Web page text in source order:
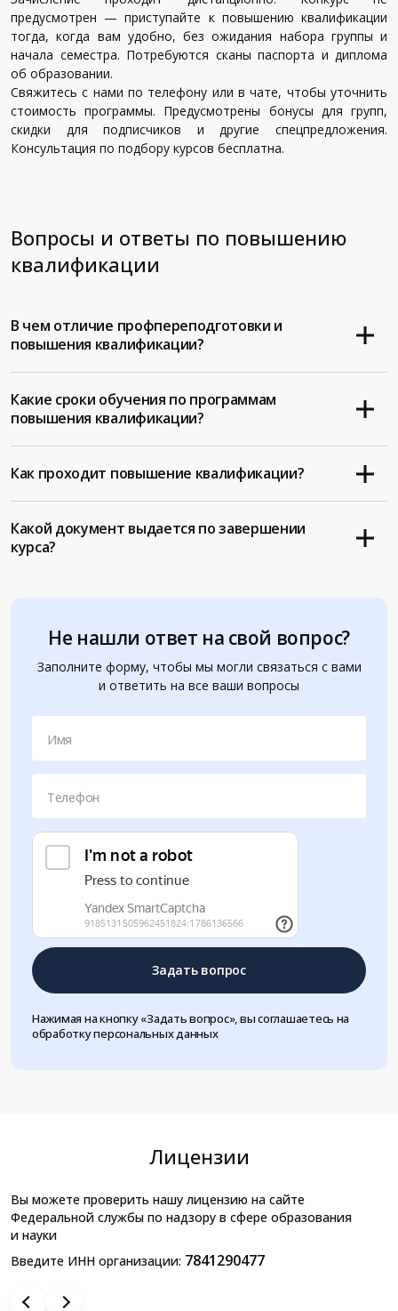
предусмотрен — приступайте к повышению квалификации
тогда, когда вам удобно, без ожидания набора группы и
начала семестра. Потребуются сканы паспорта и диплома
об образовании.
Свяжитесь с нами по телефону или в чате, чтобы уточнить
стоимость программы. Предусмотрены бонусы для групп,
скидки для подписчиков и другие спецпредложения.
Консультация по подбору курсов бесплатна.
Вопросы и ответы по повышению
квалификации
Не нашли ответ на свой вопрос?
Заполните форму, чтобы мы могли связаться с вами
и ответить на все ваши вопросы
Имя
Телефон
Задать вопрос
Нажимая на кнопку «Задать вопрос», вы соглашаетесь на
обработку персональных данных
В чем отличие профпереподготовки и
повышения квалификации?
Какие сроки обучения по программам
повышения квалификации?
Как проходит повышение квалификации?
Какой документ выдается по завершении
курса?
Лицензии
Вы можете проверить нашу лицензию на сайте
Федеральной службы по надзору в сфере образования
и науки
Введите ИНН организации: 7841290477